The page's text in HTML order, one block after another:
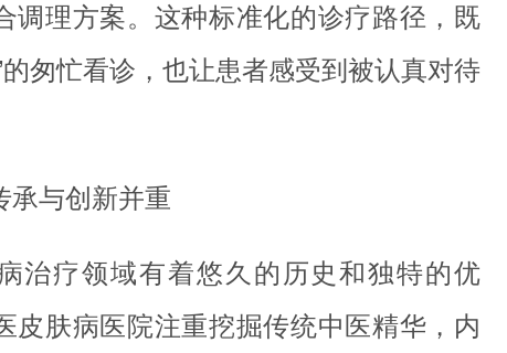
调理方案。这种标准化的诊疗路径，既
的匆忙看诊，也让患者感受到被认真对待
承与创新并重
治疗领域有着悠久的历史和独特的优
皮肤病医院注重挖掘传统中医精华，内